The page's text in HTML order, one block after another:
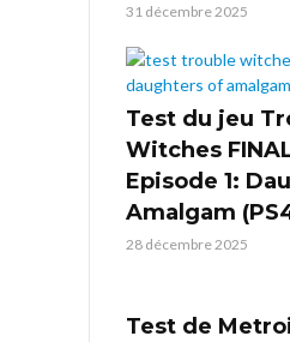
31 décembre 2025
Test du jeu
Witches
Episode 1:
Amalgam
28 décembre 2025
Test de